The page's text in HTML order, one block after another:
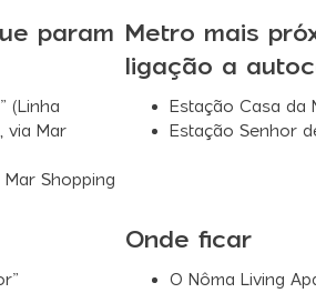
param
(Linha
via Mar
Shopping
Metro mais
ligação a
Estação Casa da
Estação Senhor
Onde ficar
O Nôma Living